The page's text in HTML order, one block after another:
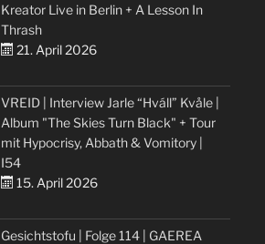
Kreator Live in Berlin + A Lesson In
Thrash
21. April 2026
VREID | Interview Jarle “Hváll” Kvåle |
Album "The Skies Turn Black" + Tour
mit Hypocrisy, Abbath & Vomitory |
I54
15. April 2026
Gesichtstofu | Folge 114 | GAEREA